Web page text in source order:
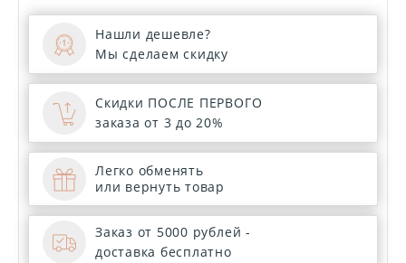
Нашли дешевле?
Мы сделаем скидку
Скидки ПОСЛЕ ПЕРВОГО
заказа от 3 до 20%
Легко обменять
или вернуть товар
Заказ от 5000 рублей -
доставка бесплатно